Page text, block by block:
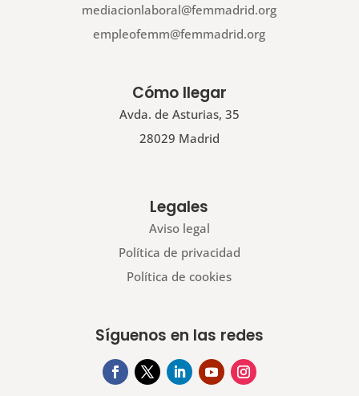
mediacionlaboral@femmadrid.org
empleofemm@femmadrid.org
Cómo llegar
Avda. de Asturias, 35
28029 Madrid
Legales
Aviso legal
Política de privacidad
Política de cookies
Síguenos en las redes